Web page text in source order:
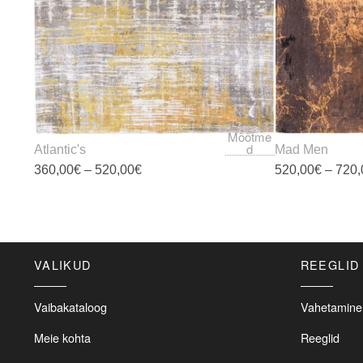
Atlantic's
Mõõtme
d
360,00€ – 520,00€Price
Mad Men
520,00€ –
VALIKUD
Vaibakataloog
Meie kohta
REEGLID
Reeglid